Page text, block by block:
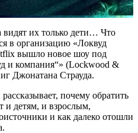
видят их только дети… Что
в организацию «Локвуд
вышло новое шоу под
и компания“» (Lockwood &
Джонатана Страуда.
почему обратить
и детям, и взрослым,
и как далеко отошли